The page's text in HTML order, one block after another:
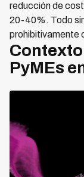
reducción de
20-40%. Todo
prohibitivamente
PyMEs